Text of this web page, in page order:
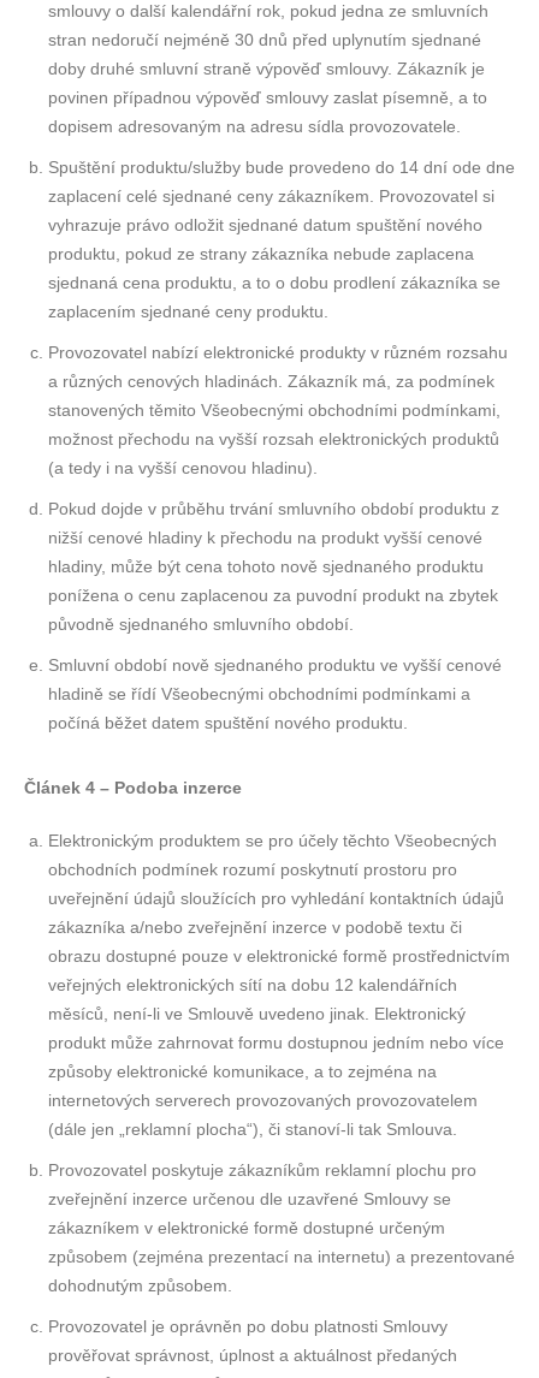
smlouvy o další kalendářní rok, pokud jedna ze smluvních
stran nedoručí nejméně 30 dnů před uplynutím sjednané
doby druhé smluvní straně výpověď smlouvy. Zákazník je
povinen případnou výpověď smlouvy zaslat písemně, a to
dopisem adresovaným na adresu sídla provozovatele.
Spuštění produktu/služby bude provedeno do 14 dní ode dne
zaplacení celé sjednané ceny zákazníkem. Provozovatel si
vyhrazuje právo odložit sjednané datum spuštění nového
produktu, pokud ze strany zákazníka nebude zaplacena
sjednaná cena produktu, a to o dobu prodlení zákazníka se
zaplacením sjednané ceny produktu.
Provozovatel nabízí elektronické produkty v různém rozsahu
a různých cenových hladinách. Zákazník má, za podmínek
stanovených těmito Všeobecnými obchodními podmínkami,
možnost přechodu na vyšší rozsah elektronických produktů
(a tedy i na vyšší cenovou hladinu).
Pokud dojde v průběhu trvání smluvního období produktu z
nižší cenové hladiny k přechodu na produkt vyšší cenové
hladiny, může být cena tohoto nově sjednaného produktu
ponížena o cenu zaplacenou za puvodní produkt na zbytek
původně sjednaného smluvního období.
Smluvní období nově sjednaného produktu ve vyšší cenové
hladině se řídí Všeobecnými obchodními podmínkami a
počíná běžet datem spuštění nového produktu.
Článek 4 – Podoba inzerce
Elektronickým produktem se pro účely těchto Všeobecných
obchodních podmínek rozumí poskytnutí prostoru pro
uveřejnění údajů sloužících pro vyhledání kontaktních údajů
zákazníka a/nebo zveřejnění inzerce v podobě textu či
obrazu dostupné pouze v elektronické formě prostřednictvím
veřejných elektronických sítí na dobu 12 kalendářních
měsíců, není-li ve Smlouvě uvedeno jinak. Elektronický
produkt může zahrnovat formu dostupnou jedním nebo více
způsoby elektronické komunikace, a to zejména na
internetových serverech provozovaných provozovatelem
(dále jen „reklamní plocha“), či stanoví-li tak Smlouva.
Provozovatel poskytuje zákazníkům reklamní plochu pro
zveřejnění inzerce určenou dle uzavřené Smlouvy se
zákazníkem v elektronické formě dostupné určeným
způsobem (zejména prezentací na internetu) a prezentované
dohodnutým způsobem.
Provozovatel je oprávněn po dobu platnosti Smlouvy
prověřovat správnost, úplnost a aktuálnost předaných